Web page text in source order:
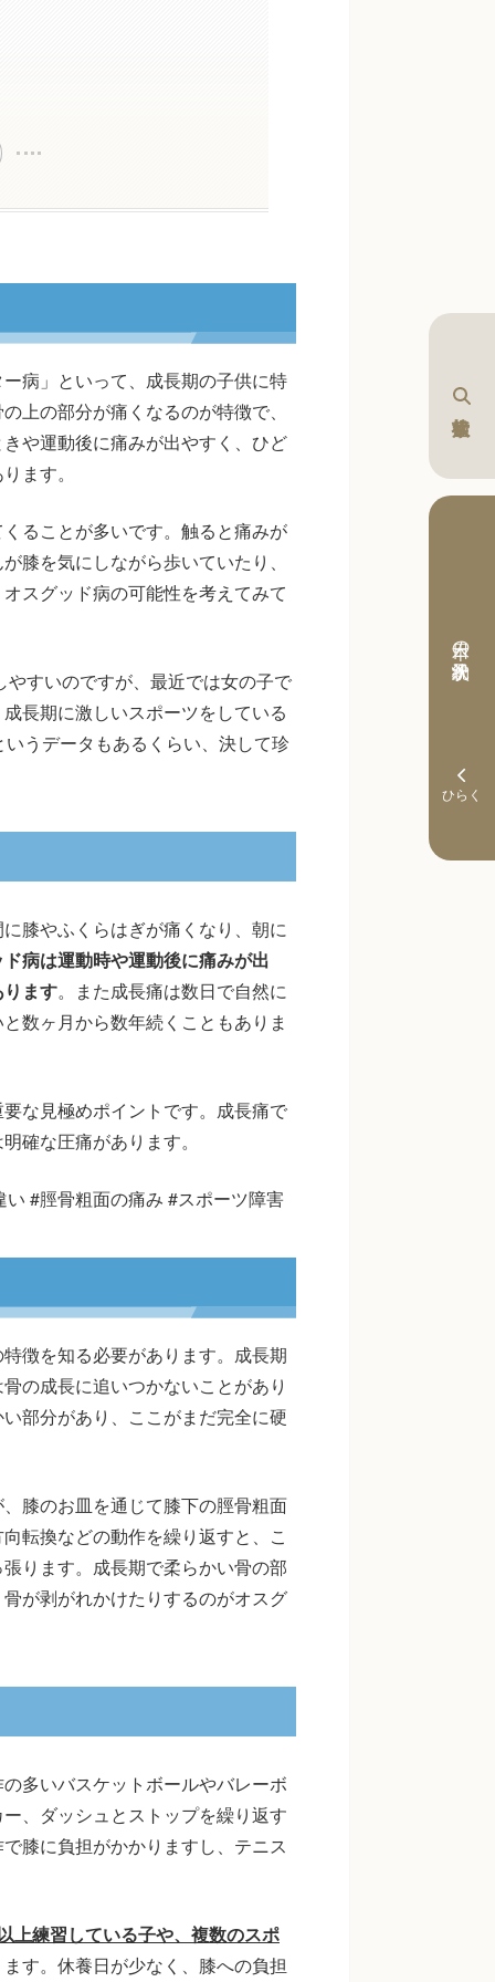
本日の予約状況
病」といって、成長期の子供に特
上の部分が痛くなるのが特徴で、
や運動後に痛みが出やすく、ひど
ます。
ることが多いです。触ると痛みが
膝を気にしながら歩いていたり、
スグッド病の可能性を考えてみて
すいのですが、最近では女の子で
長期に激しいスポーツをしている
うデータもあるくらい、決して珍
膝やふくらはぎが痛くなり、朝に
病は運動時や運動後に痛みが出
ます。また成長痛は数日で自然に
数ヶ月から数年続くこともありま
な見極めポイントです。成長痛で
確な圧痛があります。
#脛骨粗面の痛み #スポーツ障害
徴を知る必要があります。成長期
の成長に追いつかないことがあり
部分があり、ここがまだ完全に硬
膝のお皿を通じて膝下の脛骨粗面
転換などの動作を繰り返すと、こ
ります。成長期で柔らかい骨の部
が剥がれかけたりするのがオスグ
多いバスケットボールやバレーボ
、ダッシュとストップを繰り返す
膝に負担がかかりますし、テニス
上練習している子や、複数のスポ
す。休養日が少なく、膝への負担